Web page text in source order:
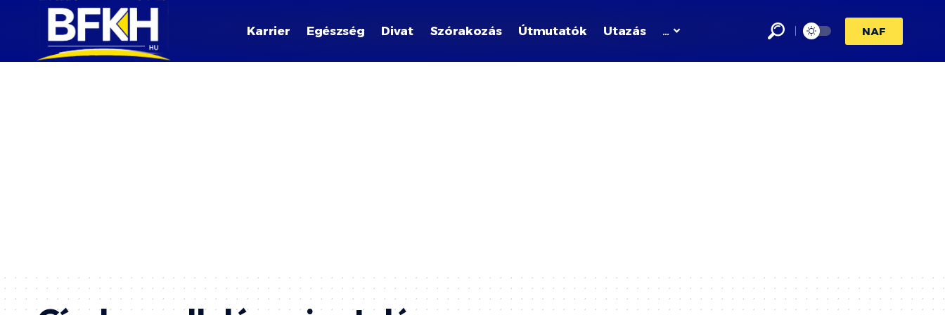
Karrier Egészség Divat Szórakozás Útmutatók Utazás … NAF